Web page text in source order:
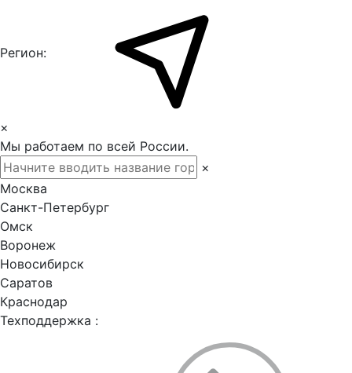
Регион:
×
Мы работаем по всей России.
×
Москва
Санкт-Петербург
Омск
Воронеж
Новосибирск
Саратов
Краснодар
Техподдержка :